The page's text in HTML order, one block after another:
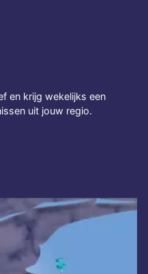
en krijg wekelijks een
uit jouw regio.